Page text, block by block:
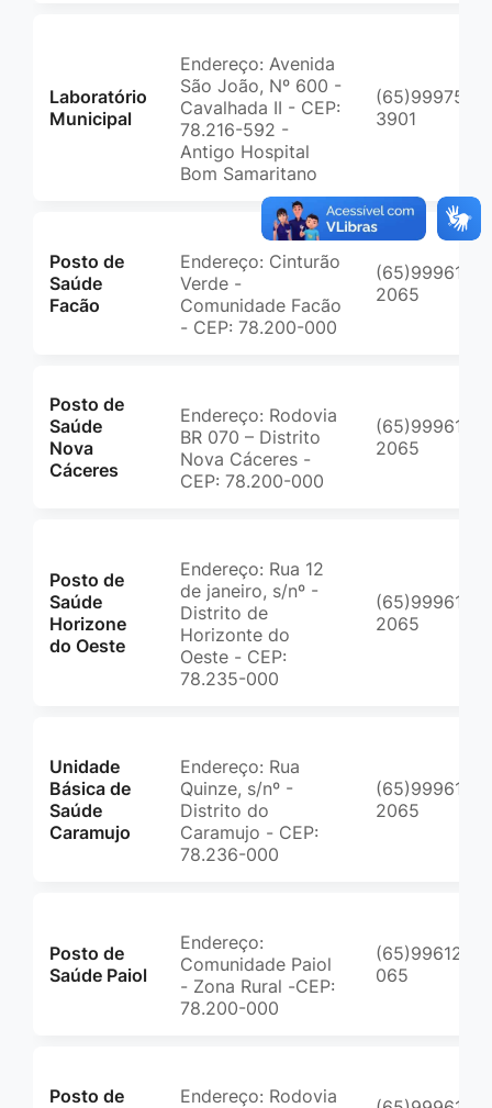
Laboratório
Municipal
Endereço: Avenida
São João, Nº 600 -
Cavalhada II - CEP:
78.216-592 -
Antigo Hospital
Bom Samaritano
(65)99975-
3901
Posto de
Saúde
Facão
Endereço: Cinturão
Verde -
Comunidade Facão
- CEP: 78.200-000
(65)99961-
2065
Posto de
Saúde
Nova
Cáceres
Endereço: Rodovia
BR 070 – Distrito
Nova Cáceres -
CEP: 78.200-000
(65)99961-
2065
Posto de
Saúde
Horizone
do Oeste
Endereço: Rua 12
de janeiro, s/nº -
Distrito de
Horizonte do
Oeste - CEP:
78.235-000
(65)99961-
2065
Unidade
Básica de
Saúde
Caramujo
Endereço: Rua
Quinze, s/nº -
Distrito do
Caramujo - CEP:
78.236-000
(65)99961-
2065
Posto de
Saúde Paiol
Endereço:
Comunidade Paiol
- Zona Rural -CEP:
78.200-000
(65)99612-
065
Posto de
Endereço: Rodovia